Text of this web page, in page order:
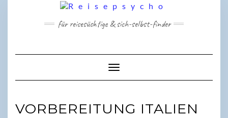
für reisesüchtige & sich-selbst-finder
Toggle Navigation
VORBEREITUNG ITALIEN